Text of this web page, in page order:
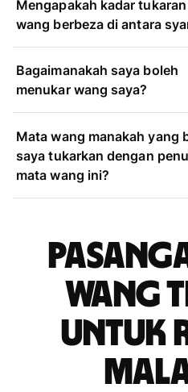
Mengapakah kadar
wang berbeza di antara
Bagaimanakah saya boleh
menukar wang saya?
Mata wang manakah yang
saya tukarkan dengan
mata wang ini?
wang
untuk